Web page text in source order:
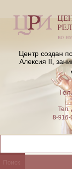
Центр создан
Алексия II,
Тел.
8-916-